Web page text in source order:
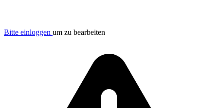
Bitte einloggen um zu bearbeiten